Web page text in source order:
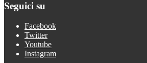
Seguici su
Facebook
Twitter
Youtube
Instagram